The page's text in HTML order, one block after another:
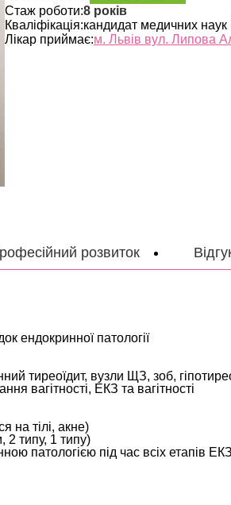
Стаж роботи:8 років
Кваліфікація:кандидат медичних наук
Лікар приймає:м. Львів вул. Липова
розвиток
ендокринної патології
тиреоїдит, вузли ЩЗ, зоб,
вагітності, ЕКЗ та вагітності
на тілі, акне)
2 типу, 1 типу)
патологією під час всіх етапів ЕКЗ